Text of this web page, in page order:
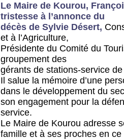
Le Maire de Kourou,
tristesse à l’annonce du
décès de Sylvie Désert,
et à l’Agriculture,
Présidente du Comité du
groupement des
gérants de stations-service
Il salue la mémoire d’une
dans le développement du
son engagement pour la
service.
Le Maire de Kourou adresse
famille et à ses proches en